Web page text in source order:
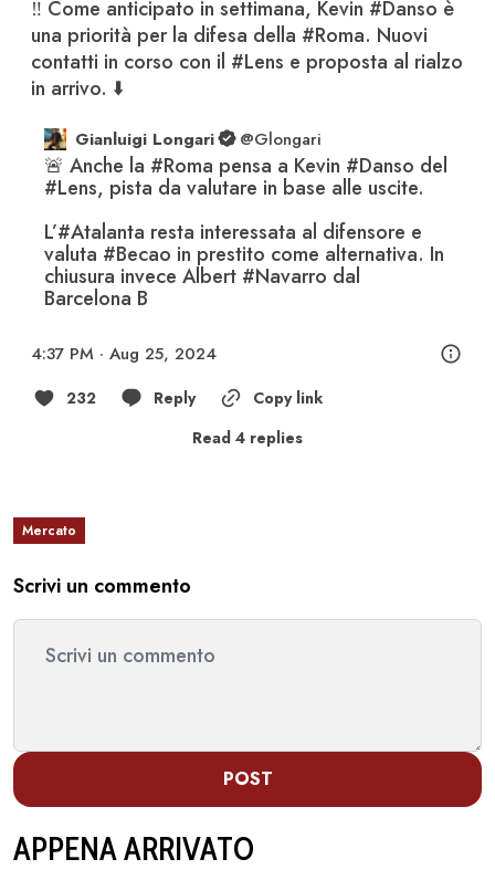
‼️ Come anticipato in settimana, Kevin #Danso è
una priorità per la difesa della #Roma. Nuovi
contatti in corso con il #Lens e proposta al rialzo
in arrivo. ⬇️
Gianluigi Longari @Glongari
🚨 Anche la #Roma pensa a Kevin #Danso
#Lens, pista da valutare in base alle uscite.
L’#Atalanta resta interessata al difensore e
valuta #Becao in prestito come alternativa. In
chiusura invece Albert #Navarro dal
Barcelona B
4:37 PM · Aug 25, 2024
232 Reply
Copy link
Read 4 replies
Mercato
Scrivi un commento
POST
APPENA ARRIVATO